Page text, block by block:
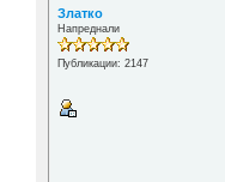
Златко
Напреднали
Публикации: 2147